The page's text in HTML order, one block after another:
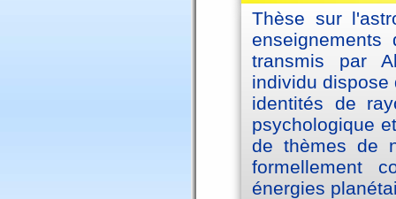
Thèse sur
transmis par
individu
identités de
psychologique
de thèmes de
formellement
énergies